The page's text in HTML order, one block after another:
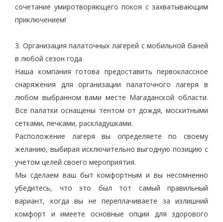
сочетание умиротворяющего покоя с захватывающим
приключением!
3. Организация палаточных лагерей с мобильной баней
в любой сезон года
Наша компания готова предоставить первоклассное
снаряжения для организации палаточного лагеря в
любом выбранном вами месте Магаданской области.
Все палатки оснащены тентом от дождя, москитными
сетками, печками, раскладушками.
Расположение лагеря вы определяете по своему
желанию, выбирая исключительно выгодную позицию с
учетом целей своего мероприятия.
Мы сделаем ваш быт комфортным и вы несомненно
убедитесь, что это был тот самый правильный
вариант, когда вы не переплачиваете за излишний
комфорт и имеете основные опции для здорового